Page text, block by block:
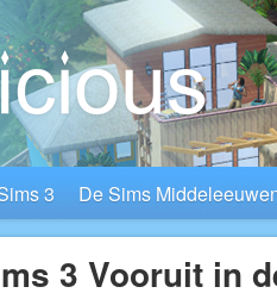
3 De Sims
3 Vooruit in